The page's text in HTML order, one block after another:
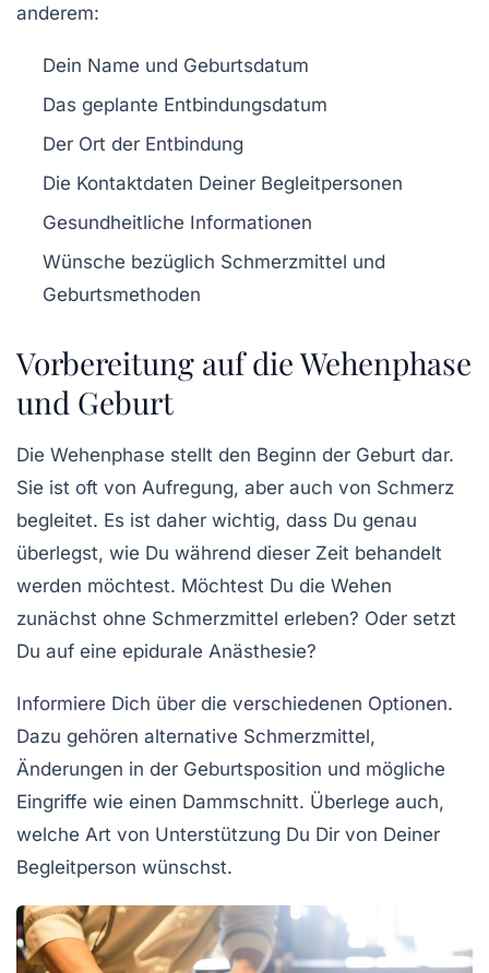
anderem:
Dein Name und Geburtsdatum
Das geplante Entbindungsdatum
Der Ort der Entbindung
Die Kontaktdaten Deiner Begleitpersonen
Gesundheitliche Informationen
Wünsche bezüglich Schmerzmittel und
Geburtsmethoden
Vorbereitung auf die Wehenphase
und Geburt
Die Wehenphase stellt den Beginn der Geburt dar.
Sie ist oft von Aufregung, aber auch von Schmerz
begleitet. Es ist daher wichtig, dass Du genau
überlegst, wie Du während dieser Zeit behandelt
werden möchtest. Möchtest Du die Wehen
zunächst ohne Schmerzmittel erleben? Oder setzt
Du auf eine epidurale Anästhesie?
Informiere Dich über die verschiedenen Optionen.
Dazu gehören alternative Schmerzmittel,
Änderungen in der Geburtsposition und mögliche
Eingriffe wie einen Dammschnitt. Überlege auch,
welche Art von Unterstützung Du Dir von Deiner
Begleitperson wünschst.